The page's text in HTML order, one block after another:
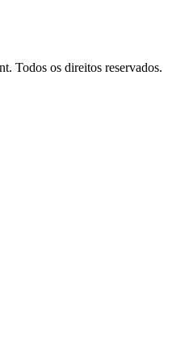
Todos os direitos reservados.